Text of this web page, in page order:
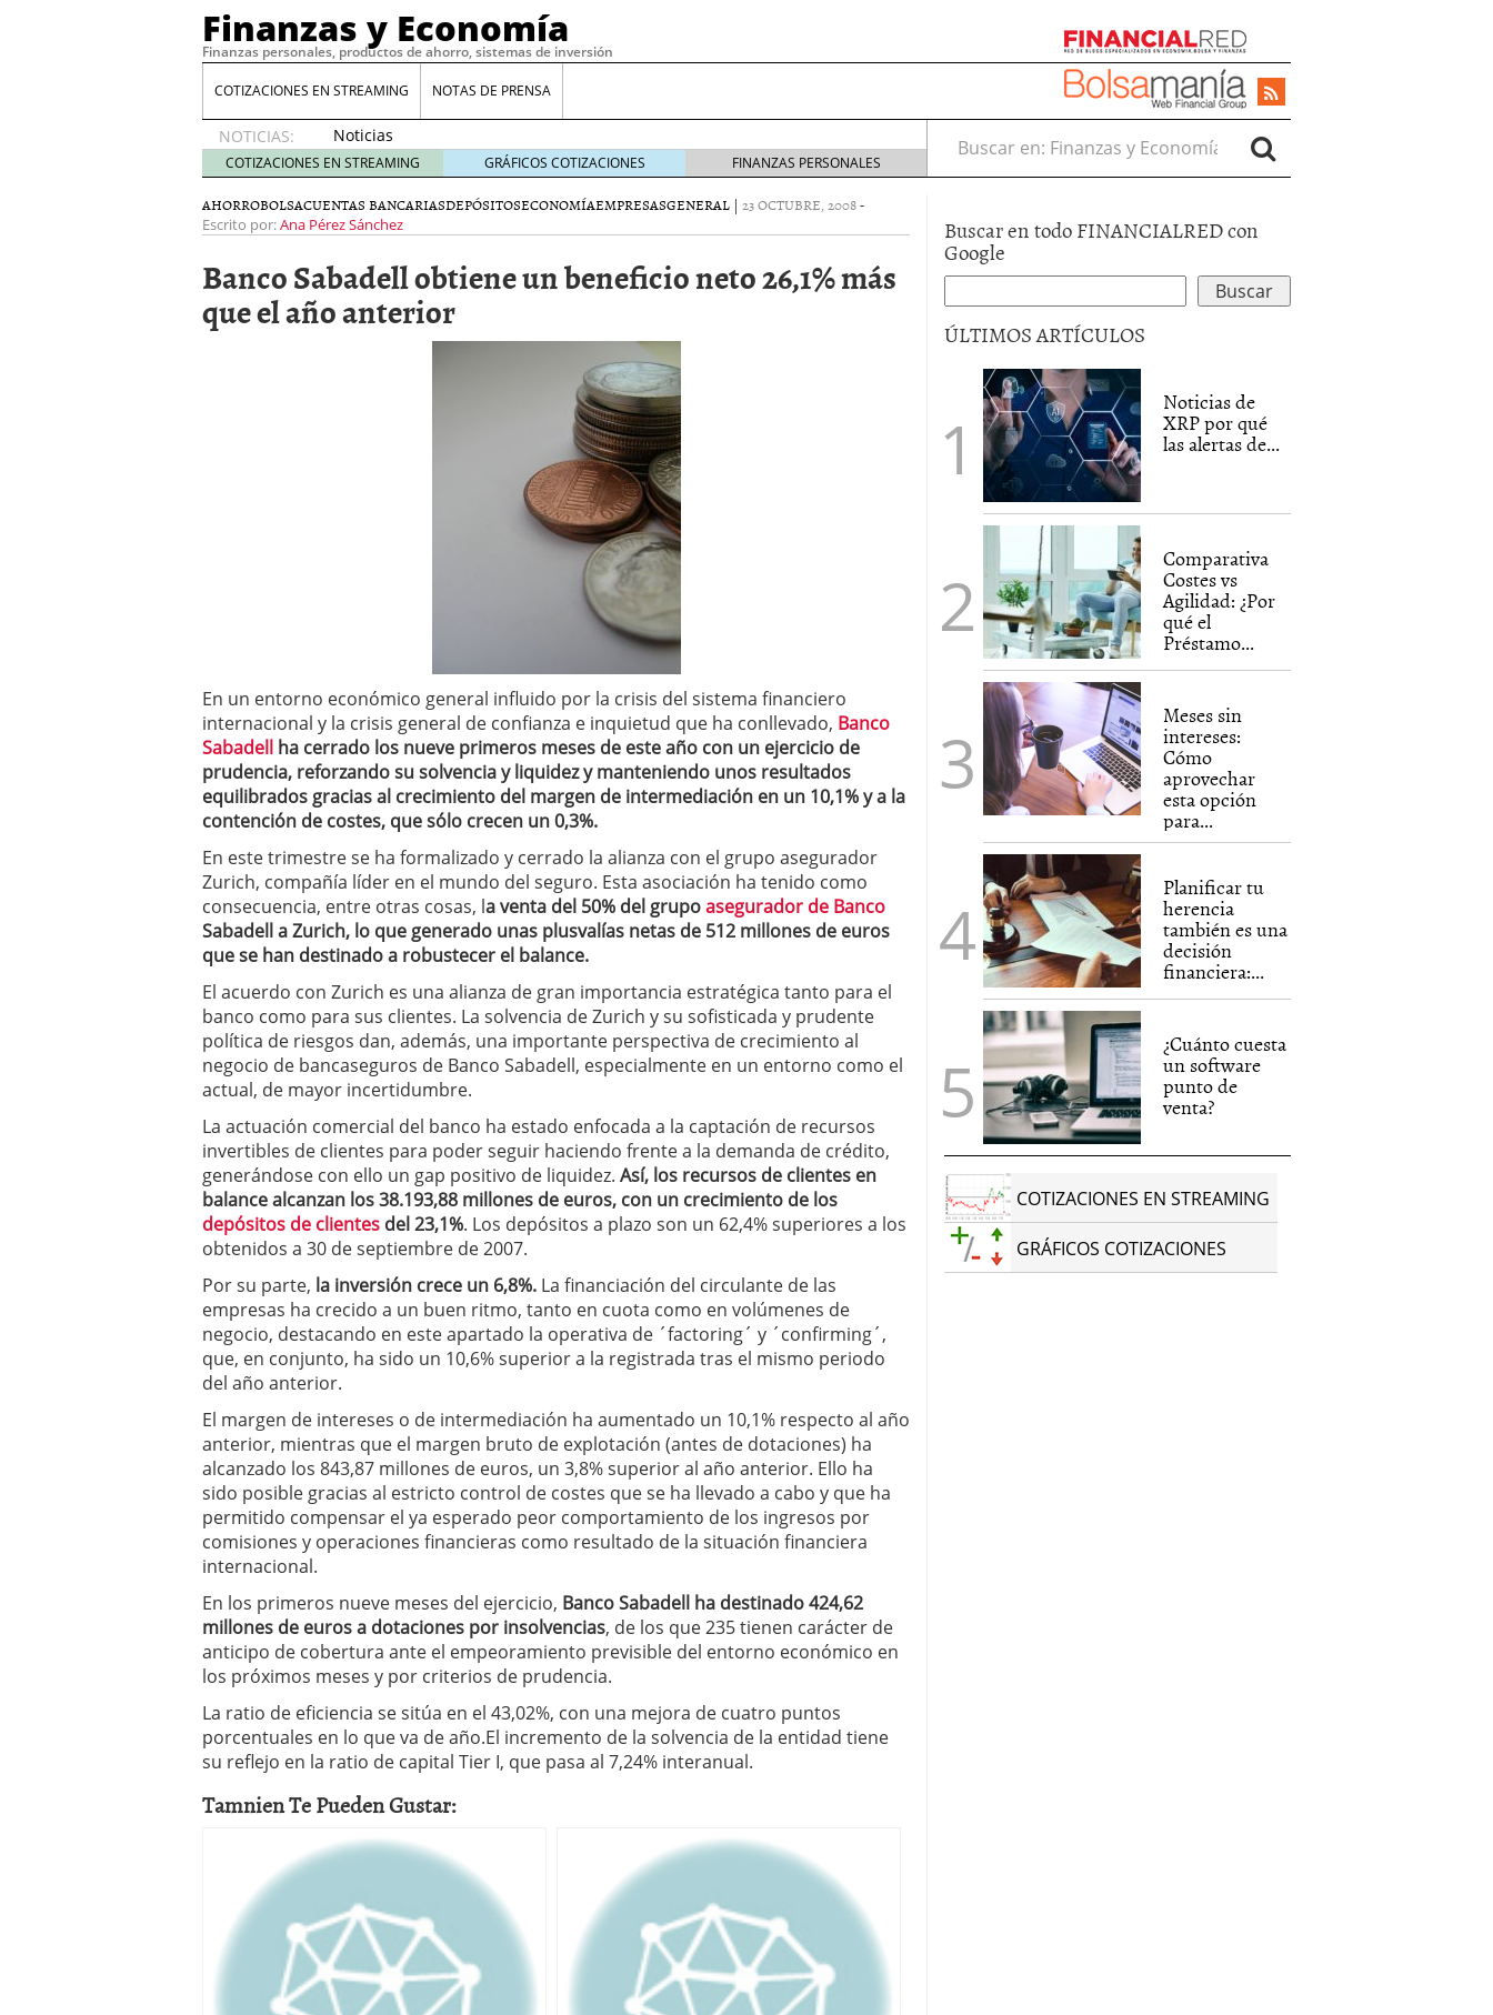
Finanzas y Economía
Finanzas personales, productos de ahorro, sistemas de inversión
COTIZACIONES EN STREAMING NOTAS DE PRENSA
NOTICIAS:
Noticias
de XRP
por qué
las
alertas
whales
suelen
llegar
Comparativa Costes vs Agilidad: ¿Por qué el Préstamo Promotor privado
12 de diciembre de 2025
Meses sin intereses: Cómo aprovechar esta opción para gestionar tus
24 de noviembre de 2025
Planificar tu herencia también es una decisión financiera: cómo anticiparte
21 de noviembre de 2025
¿Cuánto cuesta un software punto de venta? 3 de octubre de 2025
COTIZACIONES EN STREAMING GRÁFICOS COTIZACIONES FINANZAS PERSONALES
Buscar en:
AHORROBOLSACUENTAS BANCARIASDEPÓSITOSECONOMÍAEMPRESASGENERAL | 23 OCTUBRE, 2008-
Escrito por:Ana Pérez Sánchez
Banco Sabadell obtiene un beneficio neto 26,1% más
que el año anterior
En un entorno económico general influido por la crisis del sistema financiero
internacional y la crisis general de confianza e inquietud que ha conllevado, Banco
Sabadell ha cerrado los nueve primeros meses de este año con un ejercicio de
prudencia, reforzando su solvencia y liquidez y manteniendo unos resultados
equilibrados gracias al crecimiento del margen de intermediación en un 10,1% y a la
contención de costes, que sólo crecen un 0,3%.
En este trimestre se ha formalizado y cerrado la alianza con el grupo asegurador
Zurich, compañía líder en el mundo del seguro. Esta asociación ha tenido como
consecuencia, entre otras cosas, la venta del 50% del grupoasegurador de Banco
Sabadell a Zurich, lo que generado unas plusvalías netas de 512 millones de euros
que se han destinado a robustecer el balance.
El acuerdo con Zurich es una alianza de gran importancia estratégica tanto para el
banco como para sus clientes. La solvencia de Zurich y su sofisticada y prudente
política de riesgos dan, además, una importante perspectiva de crecimiento al
negocio de bancaseguros de Banco Sabadell, especialmente en un entorno como el
actual, de mayor incertidumbre.
La actuación comercial del banco ha estado enfocada a la captación de recursos
invertibles de clientes para poder seguir haciendo frente a la demanda de crédito,
generándose con ello un gap positivo de liquidez. Así, los recursos de clientes en
balance alcanzan los 38.193,88 millones de euros, con un crecimiento de los
depósitos de clientes del 23,1%. Los depósitos a plazo son un 62,4% superiores a los
obtenidos a 30 de septiembre de 2007.
Por su parte, la inversión crece un 6,8%. La financiación del circulante de las
empresas ha crecido a un buen ritmo, tanto en cuota como en volúmenes de
negocio, destacando en este apartado la operativa de ´factoring´ y ´confirming´,
que, en conjunto, ha sido un 10,6% superior a la registrada tras el mismo periodo
del año anterior.
El margen de intereses o de intermediación ha aumentado un 10,1% respecto al año
anterior, mientras que el margen bruto de explotación (antes de dotaciones) ha
alcanzado los 843,87 millones de euros, un 3,8% superior al año anterior. Ello ha
sido posible gracias al estricto control de costes que se ha llevado a cabo y que ha
permitido compensar el ya esperado peor comportamiento de los ingresos por
comisiones y operaciones financieras como resultado de la situación financiera
internacional.
En los primeros nueve meses del ejercicio, Banco Sabadell ha destinado 424,62
millones de euros a dotaciones por insolvencias, de los que 235 tienen carácter de
anticipo de cobertura ante el empeoramiento previsible del entorno económico en
los próximos meses y por criterios de prudencia.
La ratio de eficiencia se sitúa en el 43,02%, con una mejora de cuatro puntos
porcentuales en lo que va de año.El incremento de la solvencia de la entidad tiene
su reflejo en la ratio de capital Tier I, que pasa al 7,24% interanual.
Tamnien Te Pueden Gustar:
Buscar en todo FINANCIALRED con
Google
ÚLTIMOS ARTÍCULOS
Noticias de
XRP por qué
las alertas de...
Comparativa
Costes vs
Agilidad: ¿Por
qué el
Préstamo...
Meses sin
intereses:
Cómo
aprovechar
esta opción
para...
Planificar tu
herencia
también es una
decisión
financiera:...
¿Cuánto cuesta
un software
punto de
venta?
COTIZACIONES EN STREAMING
GRÁFICOS COTIZACIONES